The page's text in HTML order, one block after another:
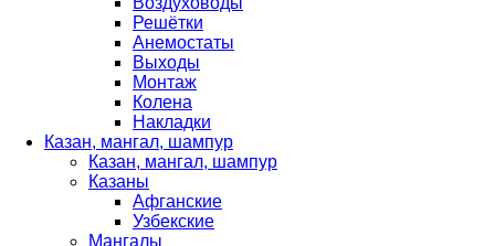
Решётки
Анемостаты
Выходы
Монтаж
Колена
Накладки
Казан, мангал, шампур
Казан, мангал, шампур
Казаны
Афганские
Узбекские
Мангалы